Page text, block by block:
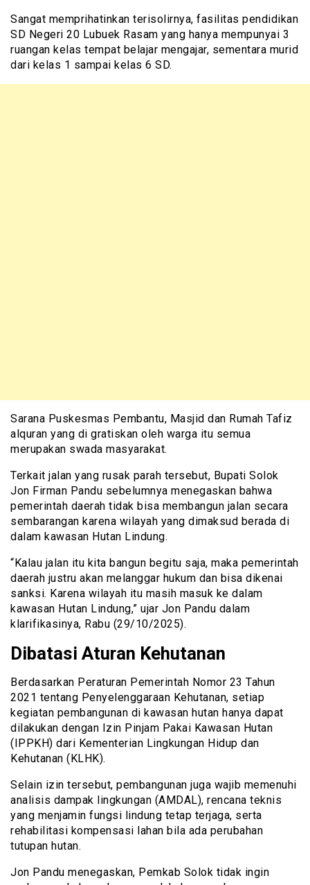
Sangat memprihatinkan terisolirnya, fasilitas pendidikan
SD Negeri 20 Lubuek Rasam yang hanya mempunyai 3
ruangan kelas tempat belajar mengajar, sementara murid
dari kelas 1 sampai kelas 6 SD.
Sarana Puskesmas Pembantu, Masjid dan Rumah Tafiz
alquran yang di gratiskan oleh warga itu semua
merupakan swada masyarakat.
Terkait jalan yang rusak parah tersebut, Bupati Solok
Jon Firman Pandu sebelumnya menegaskan bahwa
pemerintah daerah tidak bisa membangun jalan secara
sembarangan karena wilayah yang dimaksud berada di
dalam kawasan Hutan Lindung.
“Kalau jalan itu kita bangun begitu saja, maka pemerintah
daerah justru akan melanggar hukum dan bisa dikenai
sanksi. Karena wilayah itu masih masuk ke dalam
kawasan Hutan Lindung,” ujar Jon Pandu dalam
klarifikasinya, Rabu (29/10/2025).
Dibatasi Aturan Kehutanan
Berdasarkan Peraturan Pemerintah Nomor 23 Tahun
2021 tentang Penyelenggaraan Kehutanan, setiap
kegiatan pembangunan di kawasan hutan hanya dapat
dilakukan dengan Izin Pinjam Pakai Kawasan Hutan
(IPPKH) dari Kementerian Lingkungan Hidup dan
Kehutanan (KLHK).
Selain izin tersebut, pembangunan juga wajib memenuhi
analisis dampak lingkungan (AMDAL), rencana teknis
yang menjamin fungsi lindung tetap terjaga, serta
rehabilitasi kompensasi lahan bila ada perubahan
tutupan hutan.
Jon Pandu menegaskan, Pemkab Solok tidak ingin